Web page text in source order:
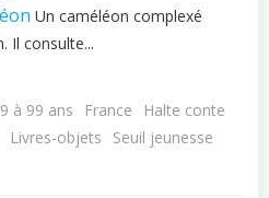
Un caméléon complexé
Il consulte...
9 à 99 ans France
Halte conte
Livres-objets
Seuil jeunesse